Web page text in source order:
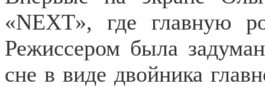
«NEXT», где главную
Режиссером была
сне в виде двойника